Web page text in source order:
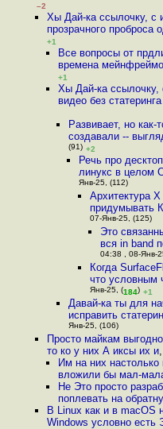
–2
Хы Дай-ка ссылочку, с
прозрачного проброса
+1
Все вопросы от
времена
+1
Хы Дай-ка ссылочку,
видео без
Развивает, но как-
создавали --
(91) +2
Речь про
линукс в целом
Янв-25, (112)
Архитектура
придумывать
07-Янв-25, (125)
Это
вся in band
04:38 , 08-Янв-
Когда
что условным
Янв-25, (184) +1
Давай-ка ты для
исправить
Янв-25, (106)
Просто майкам
то ко у них А иксы их и
Им на них
вложили бы мал-
Не Это просто
поплевать на
В Linux как и в macOS
Windows условно есть